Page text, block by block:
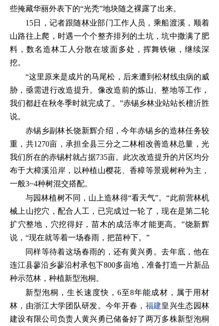
些掩藏华丽外表下的“光秃”地块随之裸露了出来。
15日，记者跟随林业部门工作人员，乘船渡溪，顺着
山路往上爬，时遇一个个整齐排列的土坑，坑中撒满了肥
料，数名造林工人分散在坡面多处，挥舞铁锹，继续深
挖。
“这里原来是成片的马尾松，后来遭到松材线虫病的威
胁，亟需进行改造提升。像改造前的炼山、整地等工作，
我们都赶在秋冬季时就完成了。”赤锡乡林业站站长檀沂胜
说。
赤锡乡副林长饶新辉介绍，今年赤锡乡的造林任务较
重，共1270亩，承担全县三分之二林相改善造林总量，光
我们所在的赤锡村就占据735亩。此次改造提升的片区均分
布于大樟溪沿岸，以种植山樱花、香樟等景观树种为主，
一般3~4种树混交搭配。
与园林植树不同，山上造林得“看天气”。“此前营林机
械上山挖穴，配合人工，已完成过一轮了，现在是第二轮
扩穴整地，穴挖得好，苗木的成活率才能更高。”饶新辉
说，“现在就等着一场春雨，把苗种下。”
同样等待着这场春雨的，还有黄兴勇。去年底，他在
连江县蓼沿乡蓼沿村承包下800多亩地，准备打造一片新品
种示范林，种植新型泡桐。
新型泡桐，生长速度快，6至8年能成材，属于用材
林，由浙江大学团队研发。今年开春， 福建皇兴生态园林
建设有限公司负责人黄兴勇已储备好了两万多株新型泡桐